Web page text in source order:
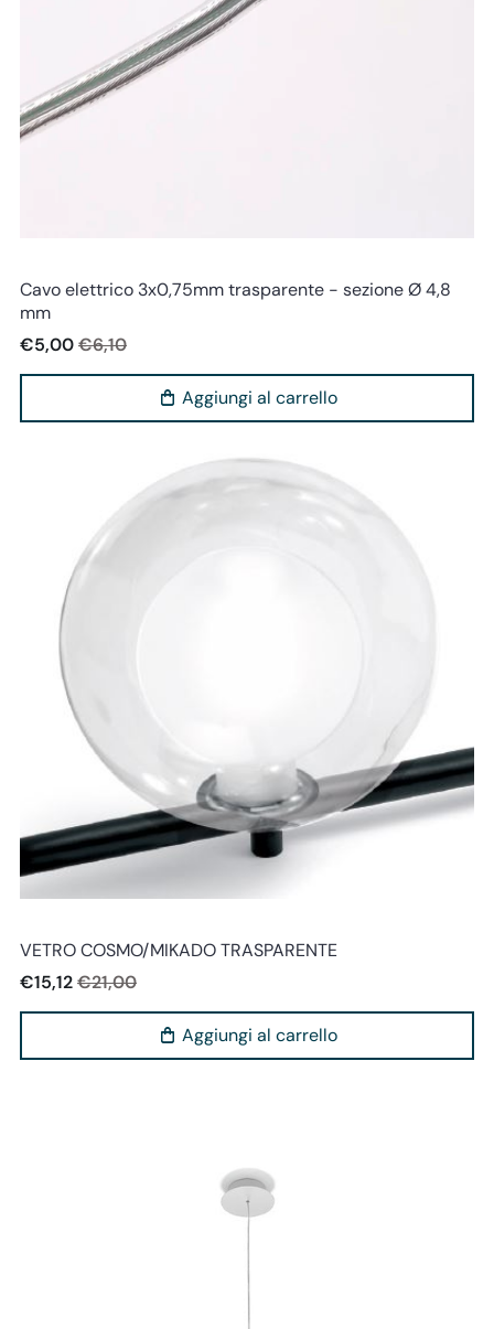
Cavo elettrico 3x0,75mm trasparente - sezione Ø 4,8
mm
€5,00€6,10
Aggiungi al carrello
VETRO COSMO/MIKADO TRASPARENTE
€15,12€21,00
Aggiungi al carrello